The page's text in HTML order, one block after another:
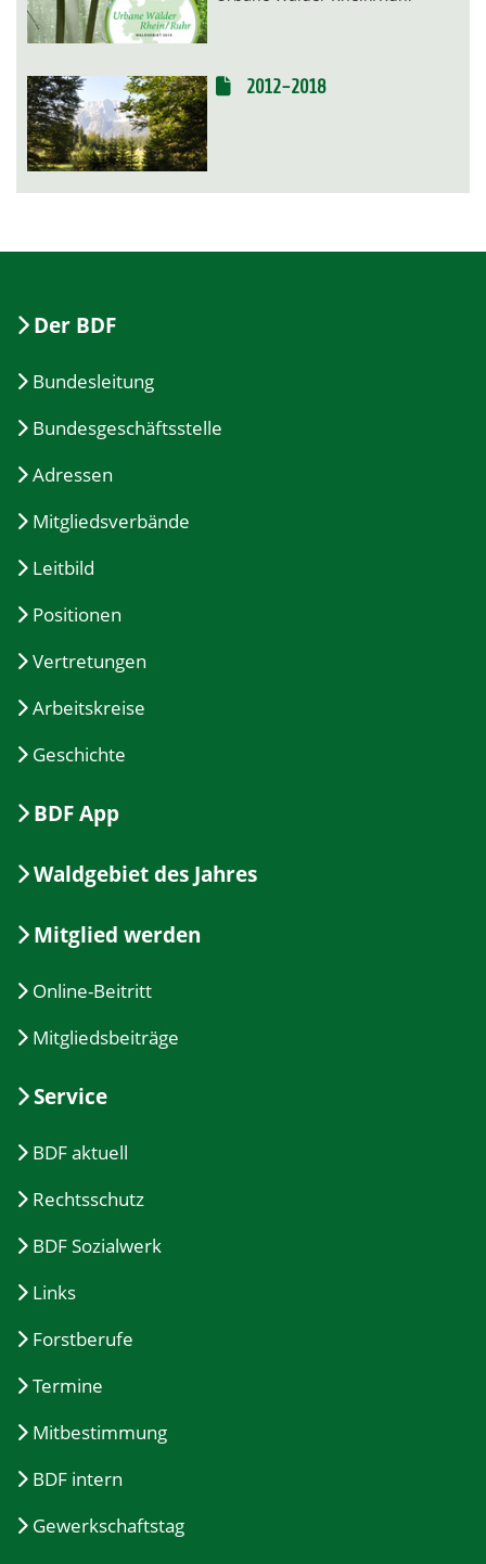
2012-2018
Der BDF
Bundesleitung
Bundesgeschäftsstelle
Adressen
Mitgliedsverbände
Leitbild
Positionen
Vertretungen
Arbeitskreise
Geschichte
BDF App
Waldgebiet des Jahres
Mitglied werden
Online-Beitritt
Mitgliedsbeiträge
Service
BDF aktuell
Rechtsschutz
BDF Sozialwerk
Links
Forstberufe
Termine
Mitbestimmung
BDF intern
Gewerkschaftstag